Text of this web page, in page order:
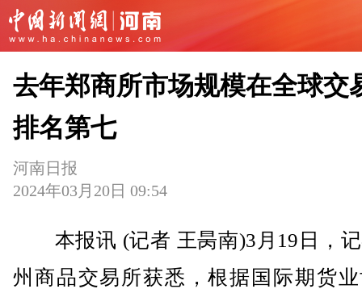
去年郑商所市场规模在全球交
排名第七
河南日报
2024年03月20日 09:54
本报讯 (记者 王昺南)3月19日，记
州商品交易所获悉，根据国际期货